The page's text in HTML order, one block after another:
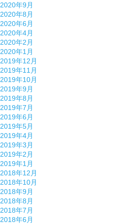
2020年9月
2020年8月
2020年6月
2020年4月
2020年2月
2020年1月
2019年12月
2019年11月
2019年10月
2019年9月
2019年8月
2019年7月
2019年6月
2019年5月
2019年4月
2019年3月
2019年2月
2019年1月
2018年12月
2018年10月
2018年9月
2018年8月
2018年7月
2018年6月